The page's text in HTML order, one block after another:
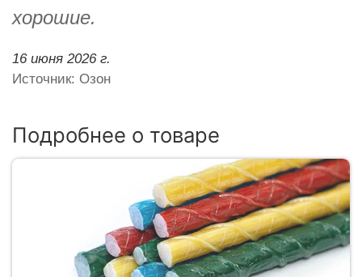
хорошие.
16 июня 2026 г.
Источник: Озон
Подробнее о товаре